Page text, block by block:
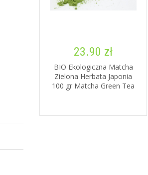
23.90 zł
BIO Ekologiczna Matcha
Zielona Herbata Japonia
100 gr Matcha Green Tea